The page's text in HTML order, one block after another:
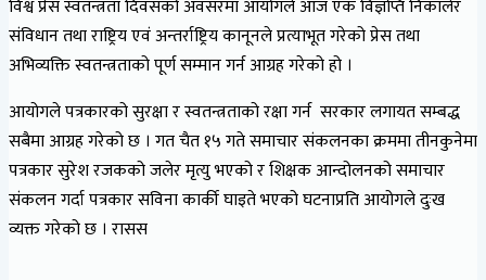
विश्व प्रेस स्वतन्त्रता दिवसको अवसरमा आयोगले आज एक विज्ञप्ति निकालेर
संविधान तथा राष्ट्रिय एवं अन्तर्राष्ट्रिय कानूनले प्रत्याभूत गरेको प्रेस तथा
अभिव्यक्ति स्वतन्त्रताको पूर्ण सम्मान गर्न आग्रह गरेको हो ।
आयोगले पत्रकारको सुरक्षा र स्वतन्त्रताको रक्षा गर्न सरकार लगायत सम्बद्ध
सबैमा आग्रह गरेको छ । गत चैत १५ गते समाचार संकलनका क्रममा तीनकुनेमा
पत्रकार सुरेश रजकको जलेर मृत्यु भएको र शिक्षक आन्दोलनको समाचार
संकलन गर्दा पत्रकार सविना कार्की घाइते भएको घटनाप्रति आयोगले दुःख
व्यक्त गरेको छ । रासस